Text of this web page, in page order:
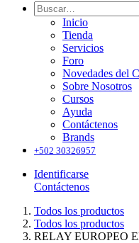
Inicio
Tienda
Servicios
Foro
Novedades del
Sobre Nosotros
Cursos
Ayuda
Contáctenos
Brands
+502 30326957
Identificarse
Contáctenos
Todos los productos
Todos los productos
RELAY EUROPEO